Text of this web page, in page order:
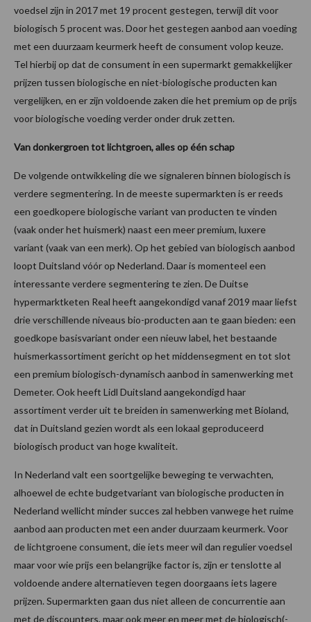
voedsel zijn in 2017 met 19 procent gestegen, terwijl dit voor
biologisch 5 procent was. Door het gestegen aanbod aan voeding
met een duurzaam keurmerk heeft de consument volop keuze.
Tel hierbij op dat de consument in een supermarkt gemakkelijker
prijzen tussen biologische en niet-biologische producten kan
vergelijken, en er zijn voldoende zaken die het premium op de prijs
voor biologische voeding verder onder druk zetten.
Van donkergroen tot lichtgroen, alles op één schap
De volgende ontwikkeling die we signaleren binnen biologisch is
verdere segmentering. In de meeste supermarkten is er reeds
een goedkopere biologische variant van producten te vinden
(vaak onder het huismerk) naast een meer premium, luxere
variant (vaak van een merk). Op het gebied van biologisch aanbod
loopt Duitsland vóór op Nederland. Daar is momenteel een
interessante verdere segmentering te zien. De Duitse
hypermarktketen Real heeft aangekondigd vanaf 2019 maar liefst
drie verschillende niveaus bio-producten aan te gaan bieden: een
goedkope basisvariant onder een nieuw label, het bestaande
huismerkassortiment gericht op het middensegment en tot slot
een premium biologisch-dynamisch aanbod in samenwerking met
Demeter. Ook heeft Lidl Duitsland aangekondigd haar
assortiment verder uit te breiden in samenwerking met Bioland,
dat in Duitsland gezien wordt als een lokaal geproduceerd
biologisch product van hoge kwaliteit.
In Nederland valt een soortgelijke beweging te verwachten,
alhoewel de echte budgetvariant van biologische producten in
Nederland wellicht minder succes zal hebben vanwege het ruime
aanbod aan producten met een ander duurzaam keurmerk. Voor
de lichtgroene consument, die iets meer wil dan regulier voedsel
maar voor wie prijs een belangrijke factor is, zijn er tenslotte al
voldoende andere alternatieven tegen doorgaans iets lagere
prijzen. Supermarkten gaan dus niet alleen de concurrentie aan
met de discounters, maar ook meer en meer met de biologisch(-